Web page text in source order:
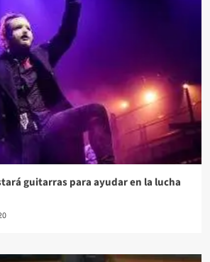
guitarras para ayudar en la lucha